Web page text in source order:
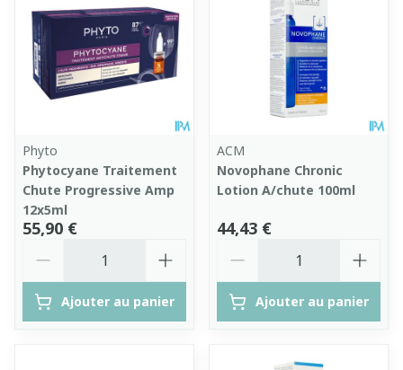
Phyto
Phytocyane Traitement
Chute Progressive Amp
12x5ml
55,90 €
Ajouter au panier
ACM
Novophane Chronic
Lotion A/chute 100ml
44,43 €
Ajouter au panier